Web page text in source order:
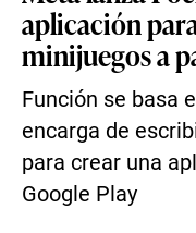
aplicación
minijuegos a
Función se basa
encarga de
para crear una
Google Play